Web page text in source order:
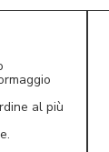
al più